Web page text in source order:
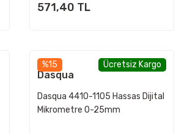
571,40 TL
%15 Ücretsiz Kargo
Dasqua
Dasqua 4410-1105 Hassas Dijital
Mikrometre 0-25mm